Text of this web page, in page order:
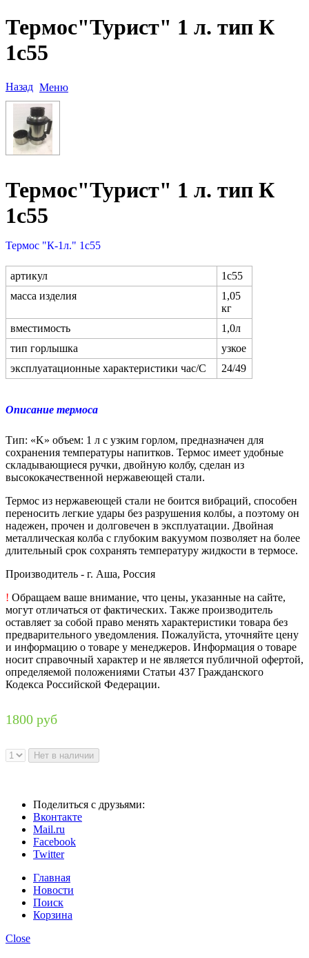
Термос"Турист" 1 л. тип К
1c55
Назад Меню
Термос"Турист" 1 л. тип К
1c55
Термос "К-1л." 1c55
артикул
1с55
масса изделия
1,05
кг
вместимость
1,0л
тип горлышка
узкое
эксплуатационные характеристики час/С
24/49
Описание термоса
Тип: «K» объем: 1 л с узким горлом, предназначен для
сохранения температуры напитков. Термос имеет удобные
складывающиеся ручки, двойную колбу, сделан из
высококачественной нержавеющей стали.
Термос из нержавеющей стали не боится вибраций, способен
переносить легкие удары без разрушения колбы, а поэтому он
надежен, прочен и долговечен в эксплуатации. Двойная
металлическая колба с глубоким вакуумом позволяет на более
длительный срок сохранять температуру жидкости в термосе.
Производитель - г. Аша, Россия
! Обращаем ваше внимание, что цены, указанные на сайте,
могут отличаться от фактических. Также производитель
оставляет за собой право менять характеристики товара без
предварительного уведомления. Пожалуйста, уточняйте цену
и информацию о товаре у менеджеров. Информация о товаре
носит справочный характер и не является публичной офертой,
определяемой положениями Статьи 437 Гражданского
Кодекса Российской Федерации.
1800 руб
Поделиться с друзьями:
Вконтакте
Mail.ru
Facebook
Twitter
Главная
Новости
Поиск
Корзина
Close